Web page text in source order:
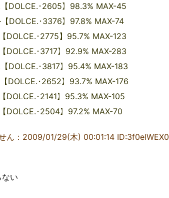
･2605】98.3% MAX-45
･3376】97.8% MAX-74
･2775】95.7% MAX-123
･3717】92.9% MAX-283
･3817】95.4% MAX-183
･2652】93.7% MAX-176
･2141】95.3% MAX-105
･2504】97.2% MAX-70
ん：2009/01/29(木) 00:01:14 ID:3f0elWEX0
い